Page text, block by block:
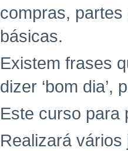
compras,
básicas.
Existem frases
dizer ‘bom
Este curso para
Realizará